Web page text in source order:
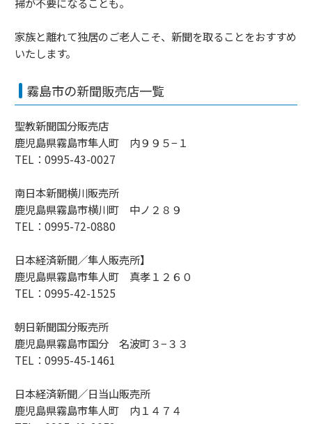
家族と離れて独居のご老人こそ、新聞を取ることをおすすめ
いたします。
霧島市の新聞販売店一覧
聖教新聞国分販売店
鹿児島県霧島市隼人町 内９９５−１
TEL：0995-43-0027
南日本新聞横川販売所
鹿児島県霧島市横川町 中ノ２８９
TEL：0995-72-0880
日本経済新聞／隼人販売所】
鹿児島県霧島市隼人町 真孝１２６０
TEL：0995-42-1525
朝日新聞国分販売所
鹿児島県霧島市国分 名波町３−３３
TEL：0995-45-1461
日本経済新聞／日当山販売所
鹿児島県霧島市隼人町 内１４７４